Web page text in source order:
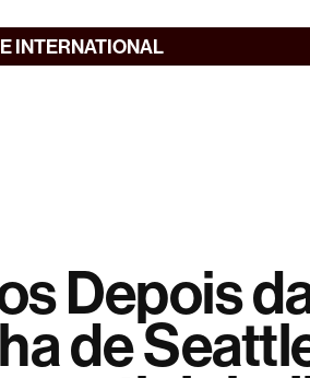
INTERNATIONAL
Depois
de